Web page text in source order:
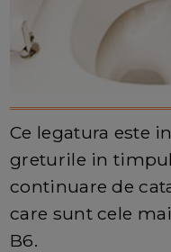
Ce legatura este
greturile in
continuare de
care sunt cele
B6.